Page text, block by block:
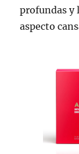
profundas y
aspecto